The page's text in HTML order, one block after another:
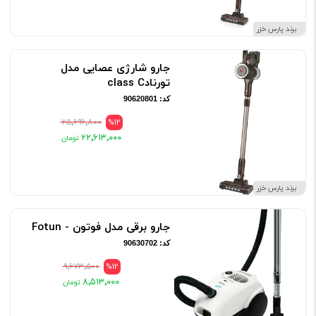
برند پارس خزر
برند پارس خزر
جارو شارژی عصایی مدل
تورنادclass C
کد: 90620801
%12 ۲۵٬۶۹۶٬۸۰۰
۲۲٬۶۱۳٬۰۰۰
جارو برقی مدل فوتون - Fotun
کد: 90630702
%12 ۹٬۶۷۳٬۵۰۰
۸٬۵۱۳٬۰۰۰